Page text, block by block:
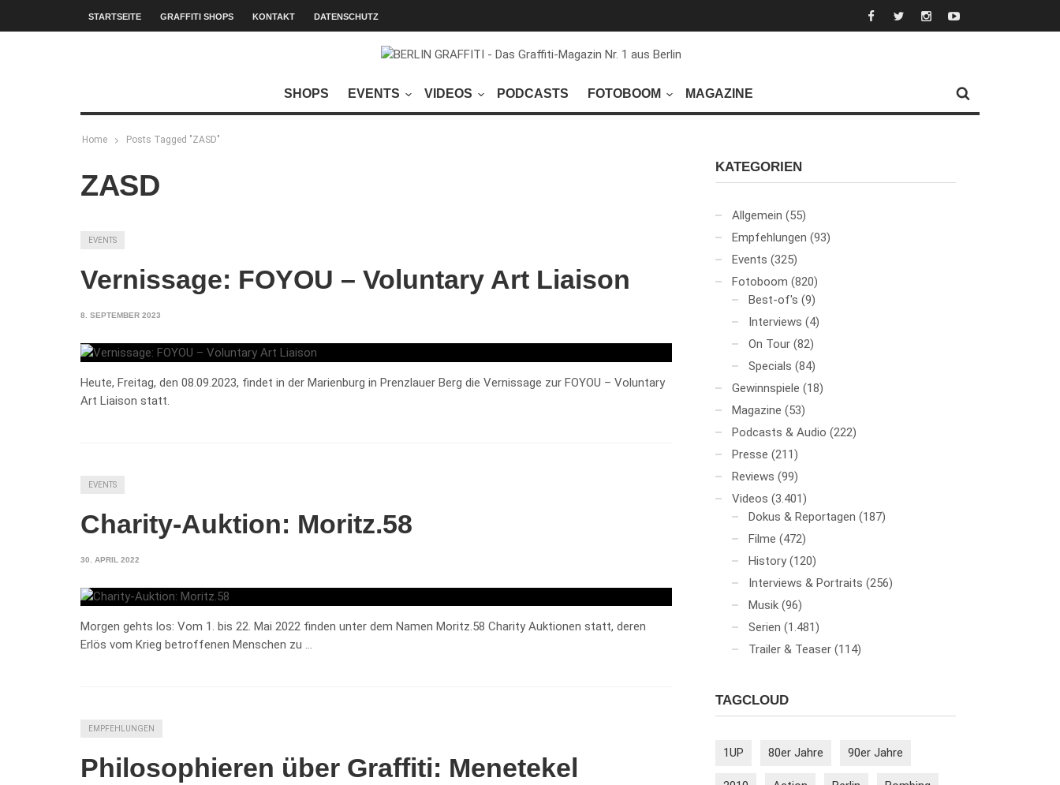
STARTSEITE GRAFFITI SHOPS KONTAKT DATENSCHUTZ
SHOPS EVENTS VIDEOS PODCASTS FOTOBOOM MAGAZINE
Home Posts Tagged "ZASD"
ZASD
EVENTS
Vernissage: FOYOU – Voluntary Art Liaison
8. SEPTEMBER 2023
Heute, Freitag, den 08.09.2023, findet in der Marienburg in Prenzlauer Berg die Vernissage zur FOYOU – Voluntary
Art Liaison statt.
EVENTS
Charity-Auktion: Moritz.58
30. APRIL 2022
Morgen gehts los: Vom 1. bis 22. Mai 2022 finden unter dem Namen Moritz.58 Charity Auktionen statt, deren
Erlös vom Krieg betroffenen Menschen zu …
EMPFEHLUNGEN
Philosophieren über Graffiti: Menetekel
KATEGORIEN
Allgemein (55)
Empfehlungen (93)
Events (325)
Fotoboom (820)
Best-of's (9)
Interviews (4)
On Tour (82)
Specials (84)
Gewinnspiele (18)
Magazine (53)
Podcasts & Audio (222)
Presse (211)
Reviews (99)
Videos (3.401)
Dokus & Reportagen (187)
Filme (472)
History (120)
Interviews & Portraits (256)
Musik (96)
Serien (1.481)
Trailer & Teaser (114)
TAGCLOUD
1UP 80er Jahre 90er Jahre